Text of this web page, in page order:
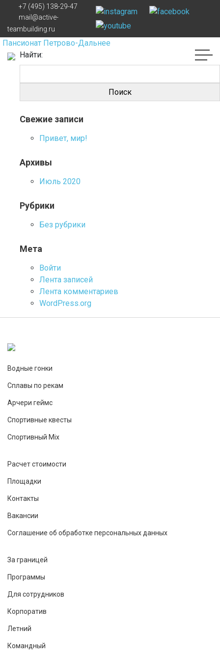
+7 (495) 138-29-47
mail@active-
teambuilding.ru
Навигация по записям
Пансионат Петрово-Дальнее
Найти:
Свежие записи
Привет, мир!
Архивы
Июль 2020
Рубрики
Без рубрики
Мета
Войти
Лента записей
Лента комментариев
WordPress.org
Водные гонки
Сплавы по рекам
Арчери геймс
Спортивные квесты
Спортивный Mix
Расчет стоимости
Площадки
Контакты
Вакансии
Соглашение об обработке персональных данных
За границей
Программы
Для сотрудников
Корпоратив
Летний
Командный